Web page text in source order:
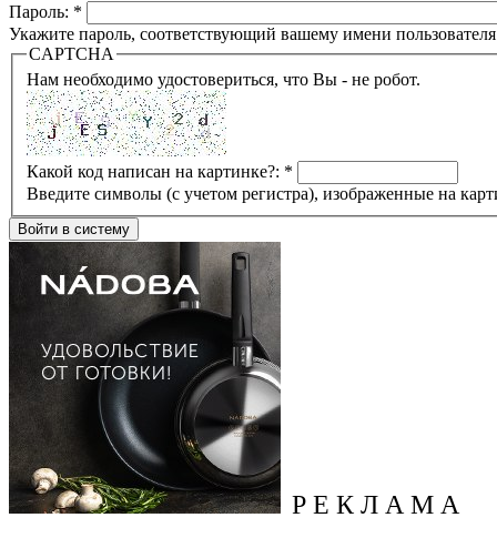
Пароль: *
Укажите пароль, соответствующий вашему имени
CAPTCHA
Нам необходимо удостовериться, что Вы - не робот.
Какой код написан на картинке?: *
Введите символы (с учетом регистра), изображенные на
Р Е К Л А М А